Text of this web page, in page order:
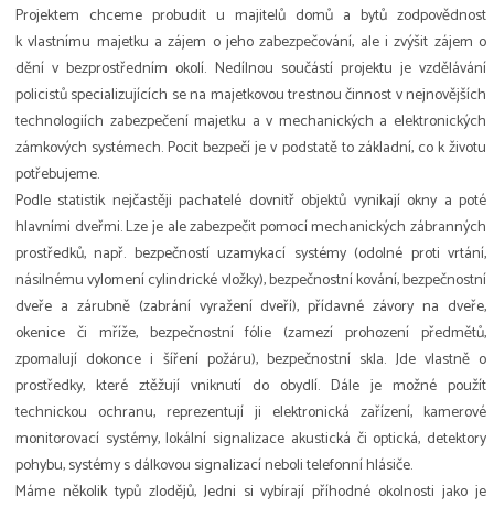
Projektem chceme probudit u majitelů domů a bytů zodpovědnost
k vlastnímu majetku a zájem o jeho zabezpečování, ale i zvýšit zájem o
dění v bezprostředním okolí. Nedílnou součástí projektu je vzdělávání
policistů specializujících se na majetkovou trestnou činnost v nejnovějších
technologiích zabezpečení majetku a v mechanických a elektronických
zámkových systémech. Pocit bezpečí je v podstatě to základní, co k životu
potřebujeme.
Podle statistik nejčastěji pachatelé dovnitř objektů vynikají okny a poté
hlavními dveřmi. Lze je ale zabezpečit pomocí mechanických zábranných
prostředků, např. bezpečností uzamykací systémy (odolné proti vrtání,
násilnému vylomení cylindrické vložky), bezpečnostní kování, bezpečnostní
dveře a zárubně (zabrání vyražení dveří), přídavné závory na dveře,
okenice či mříže, bezpečnostní fólie (zamezí prohození předmětů,
zpomalují dokonce i šíření požáru), bezpečnostní skla. Jde vlastně o
prostředky, které ztěžují vniknutí do obydlí. Dále je možné použít
technickou ochranu, reprezentují ji elektronická zařízení, kamerové
monitorovací systémy, lokální signalizace akustická či optická, detektory
pohybu, systémy s dálkovou signalizací neboli telefonní hlásiče.
Máme několik typů zlodějů, Jedni si vybírají příhodné okolnosti jako je